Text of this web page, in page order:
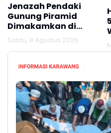
Jenazah Pendaki
Gunung Piramid
Dimakamkan di
Tempat Kelahirannya,
Lamongan
Sabtu, 8 Agustus 2026